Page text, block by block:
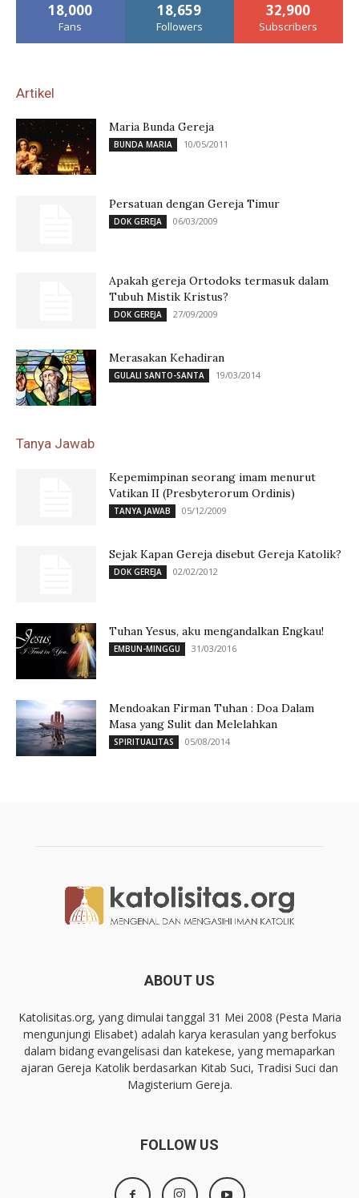
18,000
Fans
18,659
Followers
32,900
Subscribers
Artikel
Maria Bunda Gereja
BUNDA MARIA 10/05/2011
Persatuan dengan Gereja Timur
DOK GEREJA 06/03/2009
Apakah gereja Ortodoks termasuk dalam
Tubuh Mistik Kristus?
DOK GEREJA 27/09/2009
Merasakan Kehadiran
GULALI SANTO-SANTA 19/03/2014
Tanya Jawab
Kepemimpinan seorang imam menurut
Vatikan II (Presbyterorum Ordinis)
TANYA JAWAB 05/12/2009
Sejak Kapan Gereja disebut Gereja Katolik?
DOK GEREJA 02/02/2012
Tuhan Yesus, aku mengandalkan Engkau!
EMBUN-MINGGU 31/03/2016
Mendoakan Firman Tuhan : Doa Dalam
Masa yang Sulit dan Melelahkan
SPIRITUALITAS 05/08/2014
ABOUT US
Katolisitas.org, yang dimulai tanggal 31 Mei 2008 (Pesta Maria
mengunjungi Elisabet) adalah karya kerasulan yang berfokus
dalam bidang evangelisasi dan katekese, yang memaparkan
ajaran Gereja Katolik berdasarkan Kitab Suci, Tradisi Suci dan
Magisterium Gereja.
FOLLOW US